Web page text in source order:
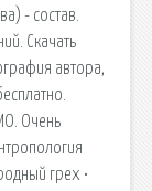
- состав.
Скачать
автора,
Очень
грех •